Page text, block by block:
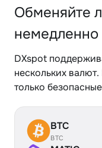
Обменяйте
немедленно
DXspot
нескольких
только
BTC
BTC